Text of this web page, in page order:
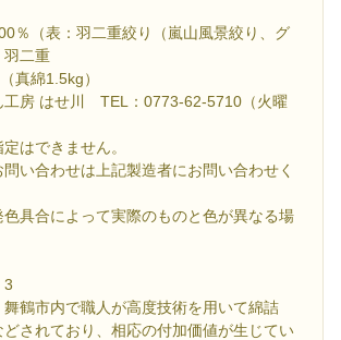
％（表：羽二重絞り（嵐山風景絞り、グ
羽二重
真綿1.5kg）
工房 はせ川 TEL：0773-62-5710（火曜
はできません。
い合わせは上記製造者にお問い合わせく
具合によって実際のものと色が異なる場
3
鶴市内で職人が高度技術を用いて綿詰
されており、相応の付加価値が生じてい